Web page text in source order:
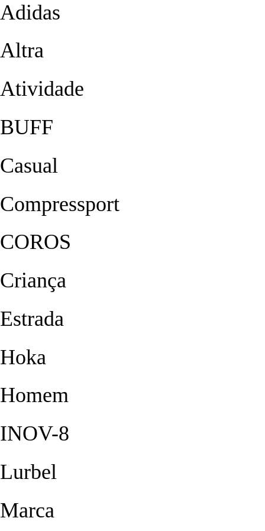
Adidas
Altra
Atividade
BUFF
Casual
Compressport
COROS
Criança
Estrada
Hoka
Homem
INOV-8
Lurbel
Marca